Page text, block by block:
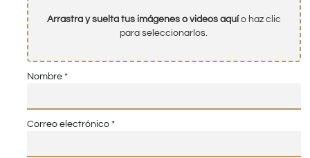
Arrastra y suelta tus imágenes o videos aquío haz clic
para seleccionarlos.
Nombre *
Correo electrónico *